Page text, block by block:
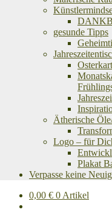
gesunde Tipps
Ätherische
Logo – für
Plakat
Verpasse keine
0,00 € 0 Artikel